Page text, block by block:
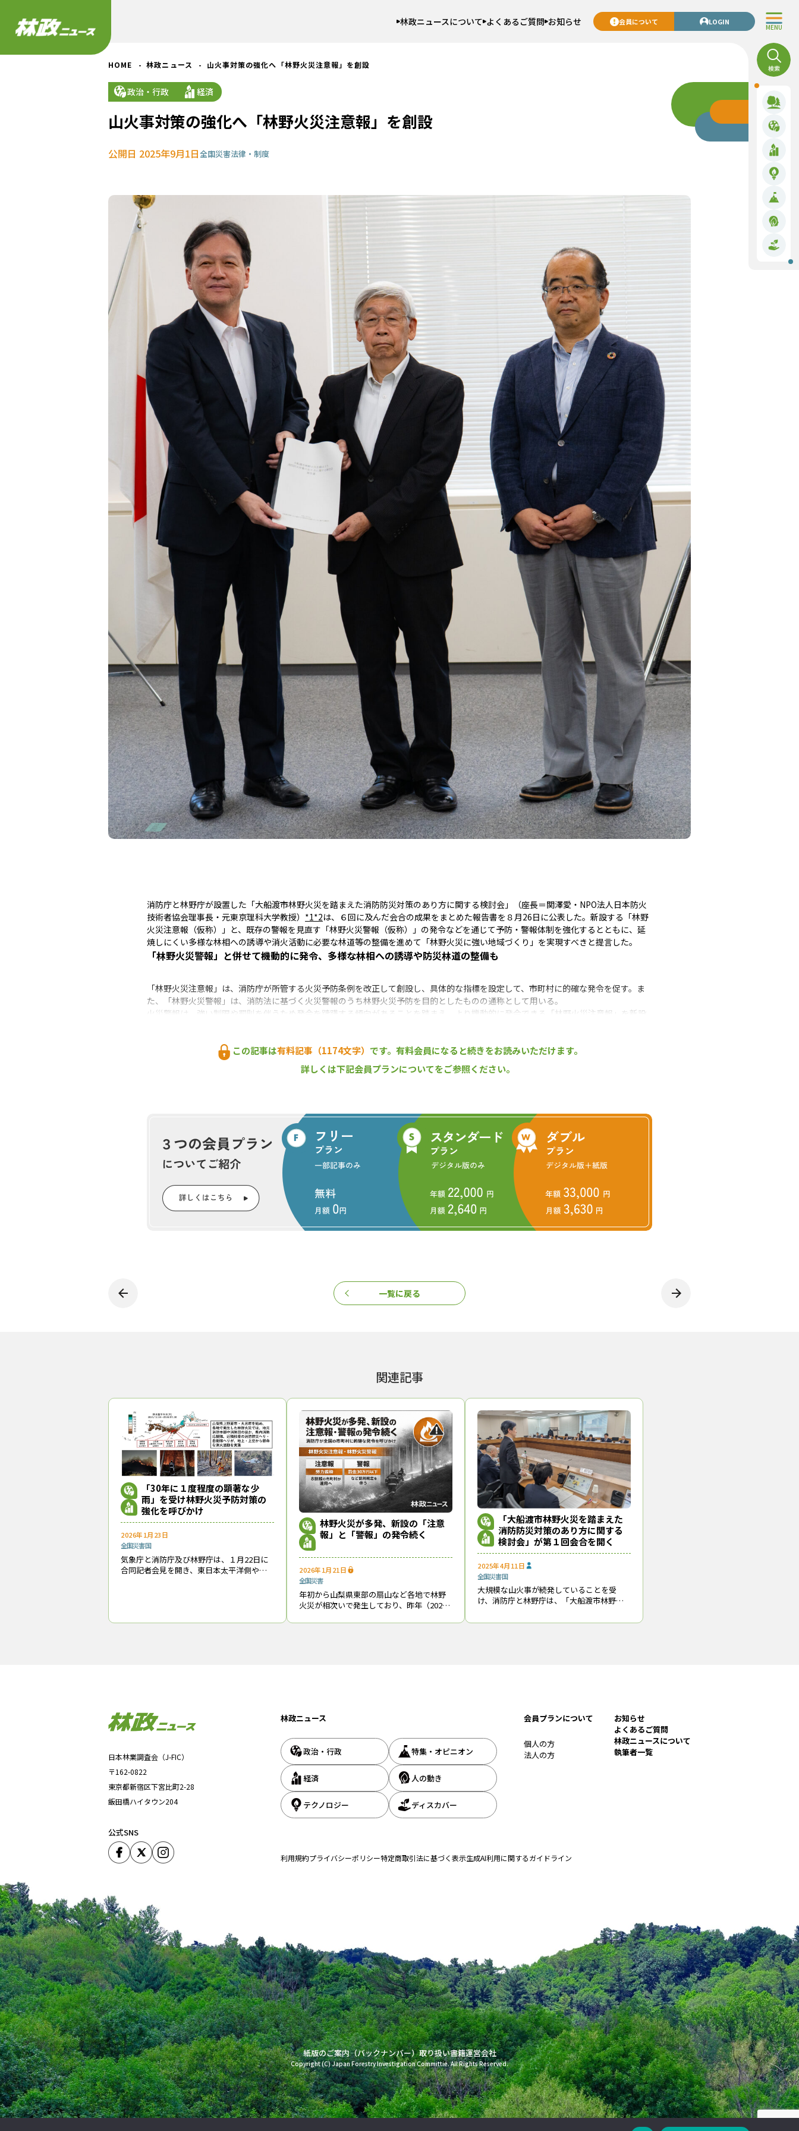
MENU
林政ニュースについて よくあるご質問 お知らせ 会員について LOGIN
HOME 林政ニュース 山火事対策の強化へ「林野火災注意報」を創設
政治・行政 経済
山火事対策の強化へ「林野火災注意報」を創設
公開日 2025年9月1日全国災害法律・制度
消防庁と林野庁が設置した「大船渡市林野火災を踏まえた消防防災対策のあり方に関する検討会」（座長＝関澤愛・NPO法人日本防火
技術者協会理事長・元東京理科大学教授） *1*2は、６回に及んだ会合の成果をまとめた報告書を８月26日に公表した。新設する「林野
火災注意報（仮称）」と、既存の警報を見直す「林野火災警報（仮称）」の発令などを通じて予防・警報体制を強化するとともに、延
焼しにくい多様な林相への誘導や消火活動に必要な林道等の整備を進めて「林野火災に強い地域づくり」を実現すべきと提言した。
「林野火災警報」と併せて機動的に発令、 多様な林相への誘導や防災林道の整備も
「林野火災注意報」は、消防庁が所管する火災予防条例を改正して創設し、具体的な指標を設定して、市町村に的確な発令を促す。ま
た、「林野火災警報」は、消防法に基づく火災警報のうち林野火災予防を目的としたものの通称として用いる。
火災警報は、強い制限や罰則を伴うため発令を躊躇する傾向があることを踏まえ、より機動的に発令できる「林野火災注意報」を新設
一方、「林野火災に強い地域づくり」に関しては、一斉林の一部を異なるタイプの樹種に植え替えることや、病害虫被害木の早期除去
などによって延焼の拡大防止を図るとともに、林道等と一体となった防火水槽や防火林帯の整備などによって山火事対策を強化する方
針を示した。
大船渡市の最終延焼範囲は 年以降最大、対策の即効性が求められる
今年（2025年）は、大船渡市以外にも、山梨県大月市、熊本県南阿蘇村、岡山県岡山市、愛媛県今治市で焼損面積が100haを超える林
林野火災に強い地域づくり
『林政ニュース』編集部
おかげさまで、1994年の創刊から32年目に入りました！ これからも皆様の手となり足となり、最新の
耳寄り情報をお届けしてまいります。
この記事をシェアする
この記事は有料記事（1174文字） です。 有料会員になると続きをお読みいただけます。
詳しくは下記会員プランについてをご参照ください。
一覧に戻る
関連記事
「30年に１度程度の顕著な少
雨」を受け林野火災予防対策の
強化を呼びかけ
2026年1月23日
全国災害国
気象庁と消防庁及び林野庁は、１月22日に
合同記者会見を開き、東日本太平洋側や西
林野火災が多発、新設の「注意
報」と「警報」の発令続く
2026年1月21日
全国災害
年初から山梨県東部の扇山など各地で林野
火災が相次いで発生しており、昨年（2025
な林野火災*1*2などを教訓とした対策の強
「大船渡市林野火災を踏まえた
消防防災対策のあり方に関する
検討会」が第１回会合を開く
2025年4月11日
全国災害国
大規模な山火事が続発していることを受
け、消防庁と林野庁は、「大船渡市林野火
る検討会」（座長＝関澤愛・ＮＰＯ法人日
日本林業調査会（J-FIC）
〒162-0822
東京都新宿区下宮比町2-28
飯田橋ハイタウン204
公式SNS
林政ニュース
政治・行政 特集・オピニオン
経済 人の動き
テクノロジー ディスカバー
会員プランについて
個人の方
法人の方
お知らせ
よくあるご質問
林政ニュースについて
執筆者一覧
利用規約プライバシーポリシー特定商取引法に基づく表示生成AI利用に関するガイドライン
紙版のご案内（バックナンバー）取り扱い書籍運営会社
Copyright (C) Japan Forestry Investigation Committie. All Rights Reserved.